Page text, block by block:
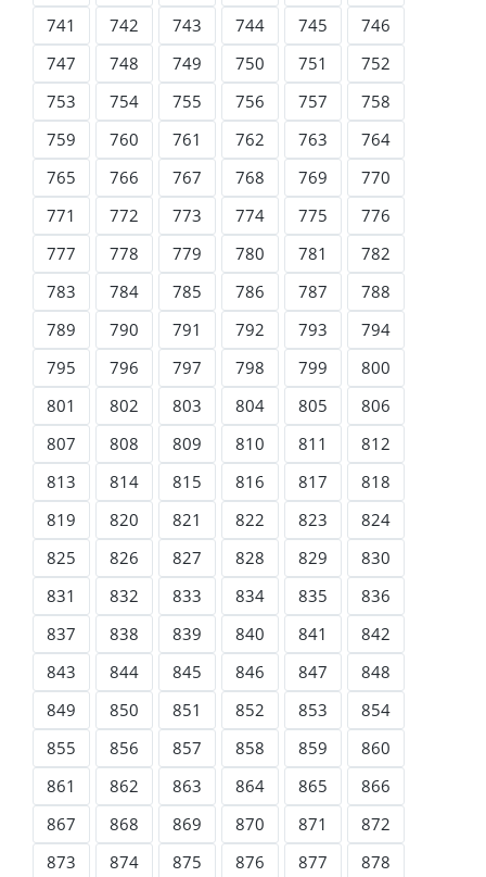
741
742 743 744 745
746
747
748 749 750 751
752
753
754 755 756 757
758
759
760 761 762 763
764
765
766 767 768 769
770
771
772 773 774 775
776
777
778 779 780 781
782
783
784 785 786 787
788
789
790 791 792 793
794
795
796 797 798 799
800
801
802 803 804 805
806
807
808 809 810 811
812
813
814 815 816 817
818
819
820 821 822 823
824
825
826 827 828 829
830
831
832 833 834 835
836
837
838 839 840 841
842
843
844 845 846 847
848
849
850 851 852 853
854
855
856 857 858 859
860
861
862 863 864 865
866
867
868 869 870 871
872
873
874 875 876 877
878